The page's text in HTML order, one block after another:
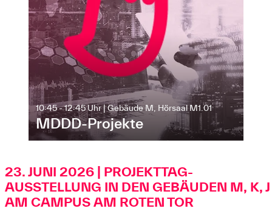
10:45 - 12:45 Uhr | Gebäude M, Hörsaal M1.01
MDDD-Projekte
23. JUNI 2026 | PROJEKTTAG-
AUSSTELLUNG IN DEN GEBÄUDEN M, K, J
AM CAMPUS AM ROTEN TOR